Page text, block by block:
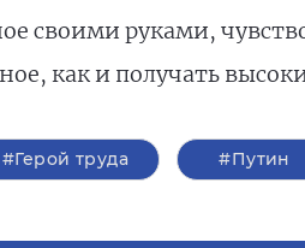
своими руками,
как и получать
#Герой труда #Путин